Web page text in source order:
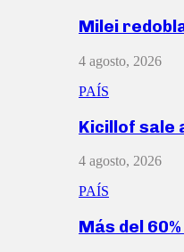
Milei
4 agosto, 2026
PAÍS
Kicillof sale
4 agosto, 2026
PAÍS
Más del